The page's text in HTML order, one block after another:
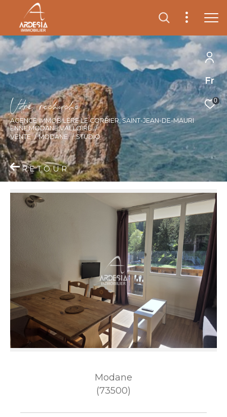
Fr
0
Vore recece
AGENCE IMMOBILÈRE LE CORBIER, SAINT-JEAN-DE-MAURI
ENNE,MODANE,VALLOIRE
VENTE
MODANE STUDIO
RETOUR
Modane
(73500)